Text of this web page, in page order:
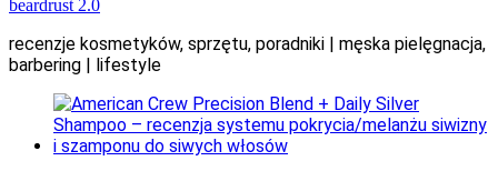
beardrust 2.0
recenzje kosmetyków, sprzętu, poradniki | męska pielęgnacja,
barbering | lifestyle